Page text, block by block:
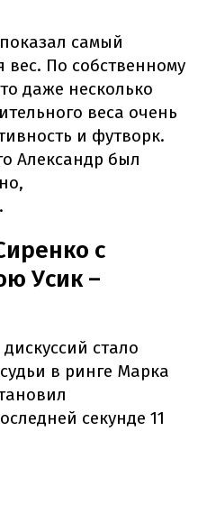
самый
вес. По собственному
даже несколько
веса очень
и футворк.
Александр был
с
Усик –
стало
в ринге Марка
секунде 11